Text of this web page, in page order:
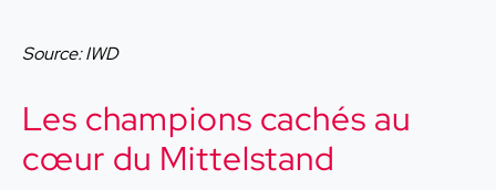
Source: IWD
Les champions cachés au
cœur du Mittelstand